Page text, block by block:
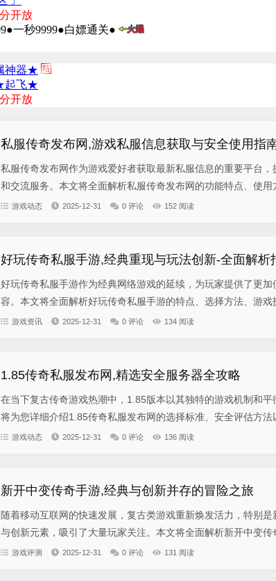
私服传奇发布网,游戏私服信息获取与安全使用指
私服传奇发布网作为游戏爱好者获取最新私服信息的重要平台
和交流服务。本文将全面解析私服传奇发布网的功能特点、使用
游戏动态 2025-12-31 0 评论 152 阅读
好玩传奇私服手游,经典重现与玩法创新-全面解析
好玩传奇私服手游作为经典网络游戏的延续，为玩家提供了更
容。本文将全面解析好玩传奇私服手游的特点、选择方法、游戏
游戏资讯 2025-12-31 0 评论 134 阅读
1.85传奇私服发布网,精选安全服务器全攻略
在当下复古传奇游戏热潮中，1.85版本以其独特的游戏机制和
将为您详细介绍1.85传奇私服发布网的选择标准、安全评估方法
游戏动态 2025-12-31 0 评论 136 阅读
新开中变传奇手游,经典与创新并存的冒险之旅
随着移动互联网的快速发展，复古类游戏重新焕发活力，特别
与创新元素，吸引了大量玩家关注。本文将全面解析新开中变传
游戏评测 2025-12-31 0 评论 131 阅读